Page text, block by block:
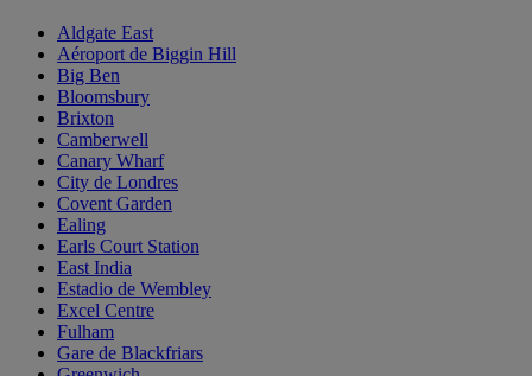
Aldgate East
Aéroport de Biggin Hill
Big Ben
Bloomsbury
Brixton
Camberwell
Canary Wharf
City de Londres
Covent Garden
Ealing
Earls Court Station
East India
Estadio de Wembley
Excel Centre
Fulham
Gare de Blackfriars